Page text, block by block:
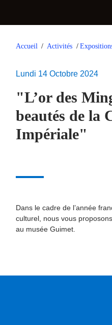
Accueil / Activités /
Lundi 14 Octobre 2024
"L’or des
beautés de la
Impériale"
Dans le cadre de l’année
culturel, nous vous
au musée Guimet.